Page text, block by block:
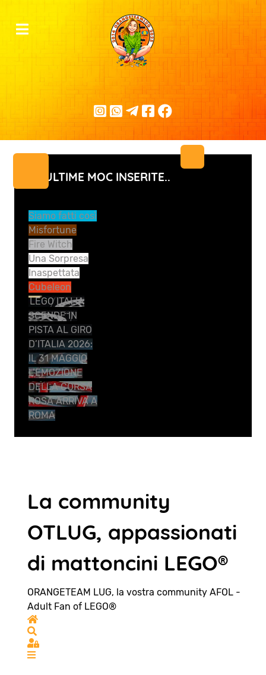
LE ULTIME MOC INSERITE..
Siamo fatti così
Misfortune
Fire Witch
Una Sorpresa
Inaspettata
Cubeleon
LEGO ITALIA
SCENDE IN
PISTA AL GIRO
D’ITALIA 2026:
IL 31 MAGGIO
L’EMOZIONE
DELLA CORSA
ROSA ARRIVA A
ROMA
La community
OTLUG, appassionati
di mattoncini LEGO®
ORANGETEAM LUG, la vostra community AFOL -
Adult Fan of LEGO®
Home
Sign In